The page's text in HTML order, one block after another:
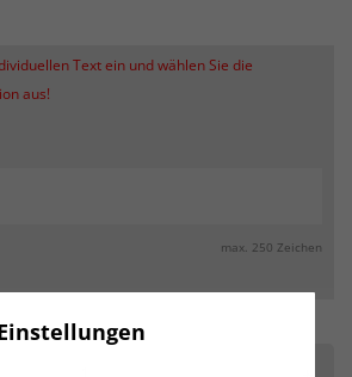
Text ein und wählen Sie die
aus!
max. 250 Zeichen